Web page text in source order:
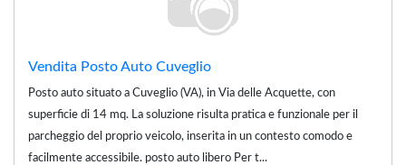
Vendita Posto Auto Cuveglio
Posto auto situato a Cuveglio (VA), in Via delle Acquette, con
superficie di 14 mq. La soluzione risulta pratica e funzionale per il
parcheggio del proprio veicolo, inserita in un contesto comodo e
facilmente accessibile. posto auto libero Per t...